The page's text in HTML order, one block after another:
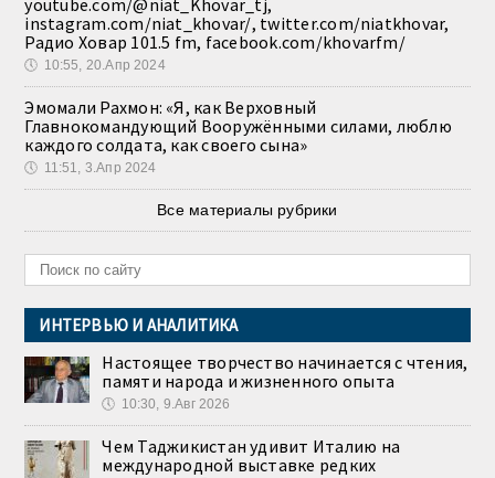
youtube.com/@niat_Khovar_tj,
instagram.com/niat_khovar/, twitter.com/niatkhovar,
Радио Ховар 101.5 fm, facebook.com/khovarfm/
🕔 10:55, 20.Апр 2024
Эмомали Рахмон: «Я, как Верховный
Главнокомандующий Вооружёнными силами, люблю
каждого солдата, как своего сына»
🕔 11:51, 3.Апр 2024
Все материалы рубрики
ИНТЕРВЬЮ И АНАЛИТИКА
Настоящее творчество начинается с чтения,
памяти народа и жизненного опыта
🕔 10:30, 9.Авг 2026
Чем Таджикистан удивит Италию на
международной выставке редких